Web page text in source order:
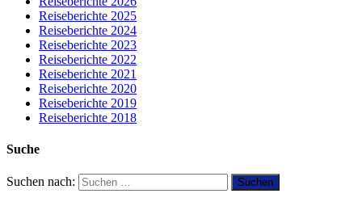
Reiseberichte 2025
Reiseberichte 2024
Reiseberichte 2023
Reiseberichte 2022
Reiseberichte 2021
Reiseberichte 2020
Reiseberichte 2019
Reiseberichte 2018
Suche
Suchen nach: